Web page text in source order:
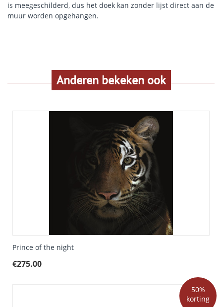
is meegeschilderd, dus het doek kan zonder lijst direct aan de
muur worden opgehangen.
Anderen bekeken ook
Prince of the night
€275.00
50%
korting